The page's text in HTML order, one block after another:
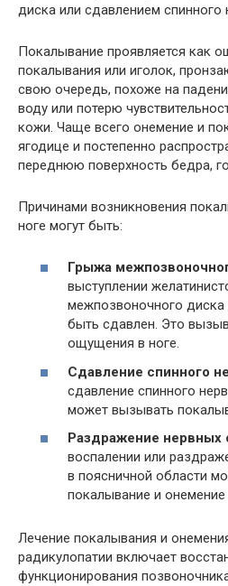
диска или сдавлением спинного
Покалывание проявляется как
покалывания или иголок,
свою очередь, похоже на
воду или потерю
кожи. Чаще всего онемение и
ягодице и постепенно
переднюю поверхность бедра,
Причинами возникновения
ноге могут быть:
Грыжа
выступлении
межпозвоночного
быть сдавлен. Это
ощущения в ноге.
Сдавление спинного
сдавление спинного
может вызывать
Раздражение нервных
воспалении или
в поясничной области
покалывание и онемение
Лечение покалывания и
радикулопатии включает
функционирования